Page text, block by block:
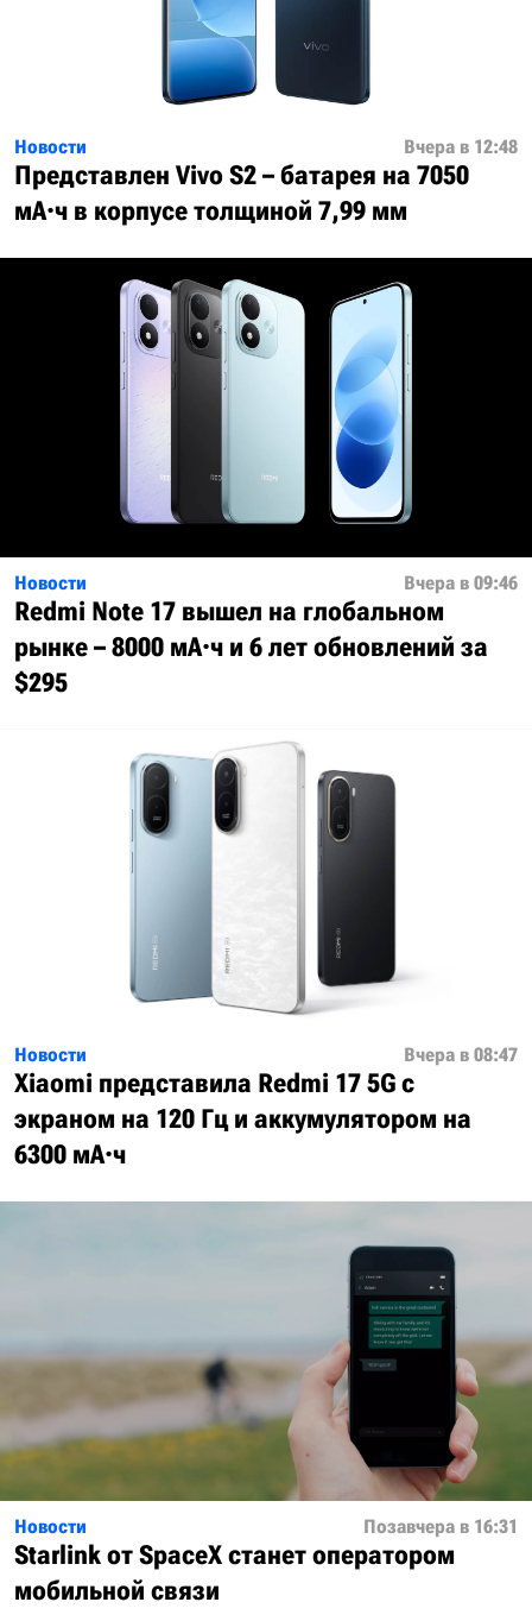
Новости Вчера в 12:48
Представлен Vivo S2 – батарея на 7050
мА·ч в корпусе толщиной 7,99 мм
Новости Вчера в 09:46
Redmi Note 17 вышел на глобальном
рынке – 8000 мА·ч и 6 лет обновлений за
$295
Новости Вчера в 08:47
Xiaomi представила Redmi 17 5G с
экраном на 120 Гц и аккумулятором на
6300 мА·ч
Новости Позавчера в 16:31
Starlink от SpaceX станет оператором
мобильной связи